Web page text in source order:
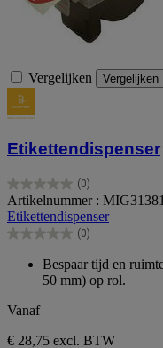
Vergelijken Vergelijken
Etikettendispenser
(0)
0.0
van
de
5
Artikelnummer :
Etikettendispenser
(0)
0.0
sterren.
Bespaar tijd en
50 mm) op rol.
Vanaf
€ 28,75 excl. BTW